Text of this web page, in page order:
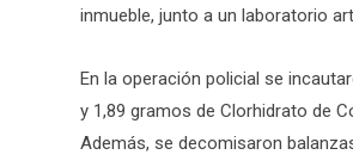
inmueble, junto a un laboratorio
En la operación policial se
y 1,89 gramos de Clorhidrato de
Además, se decomisaron